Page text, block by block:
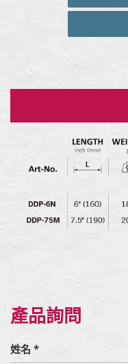
產品詢問
姓名 *